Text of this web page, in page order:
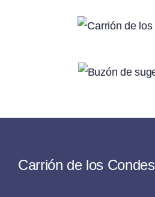
Carrión de los Condes